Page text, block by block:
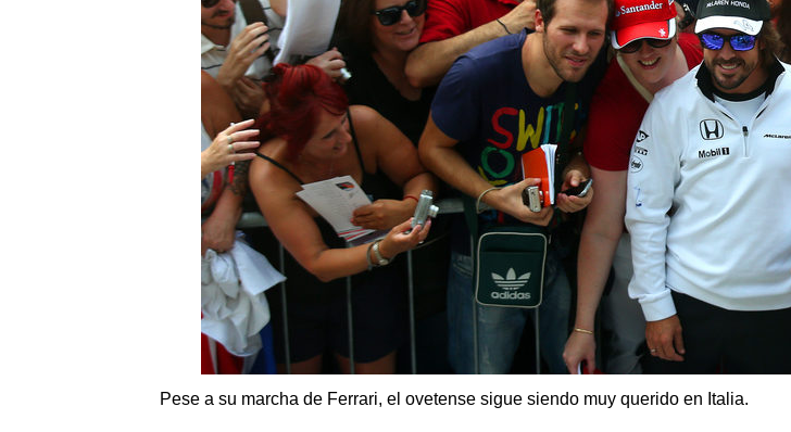
Pese a su marcha de Ferrari, el ovetense sigue siendo muy querido en Italia.